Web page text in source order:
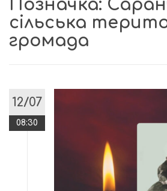
Позначка:
сільська
громада
12/07
08:30